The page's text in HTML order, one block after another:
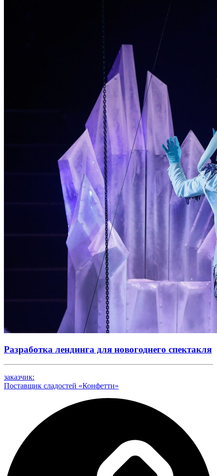
Разработка лендинга для новогоднего спектакля
заказчик:
Поставщик сладостей «Конфетти»